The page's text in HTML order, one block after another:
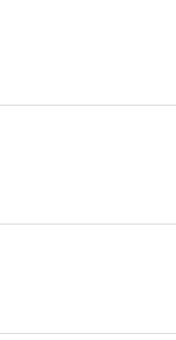
・限界～
炎症・線維化の役割と可
癌ハイリスク群への早期
する遺伝性腫瘍症候群の
オーム～16S・メタゲノ